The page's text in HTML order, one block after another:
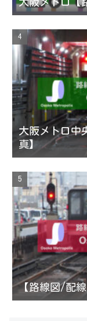
大阪メトロ中
真】
【路線図/配